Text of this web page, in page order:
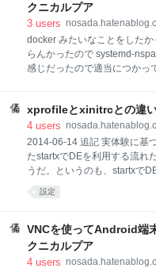
クニカルプア
3 users
docker みたいなことをした
らんかったので systemd-
感じだったので適当につかっ
機能をガンガンつかっていく
NetworkManager とか netctl
をみる。 ホストからコンテナ
テナへ通信するためには /etc/
files resolve myhostname を
ト名で名前解決ができる。 ポ
xprofileとxinitrcとの違
4 users
2014-06-14 追記 実体験に基
たstartxでDEを利用する流れ
うだ。というのも、startxで
xprofileの記述が反映されな
合、xprofile - ArchWikiに従っ
source ~/.xprofileと追記すれ
は"exec startkde"などのDEを
る。こういう事情があるので
設定
VNCを使ってAndroid端
クニカルプア
4 users